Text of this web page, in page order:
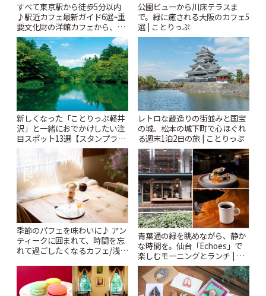
すべて東京駅から徒歩5分以内
♪駅近カフェ最新ガイド6選~重
要文化財の洋館カフェから、改
札すぐのレトロ喫茶まで~ | こと
りっぷ
公園ビューから川床テラスま
で。緑に癒される大阪のカフェ5
選 | ことりっぷ
新しくなった「ことりっぷ軽井
沢」と一緒におでかけしたい注
目スポット13選【スタンプラリ
ー開催中】 | ことりっぷ
レトロな蔵造りの街並みと国宝
の城。松本の城下町で心ほぐれ
る週末1泊2日の旅 | ことりっぷ
季節のパフェを味わいに♪ アン
ティークに囲まれて、時間を忘
れて過ごしたくなるカフェ/浅草
青葉通の緑を眺めながら、静か
な時間を。仙台「Echoes」で
楽しむモーニングとランチ | こ
とりっぷ